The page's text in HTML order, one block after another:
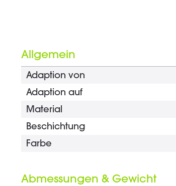
Allgemein
Adaption von
Adaption auf
Material
Beschichtung
Farbe
Abmessungen & Gewicht